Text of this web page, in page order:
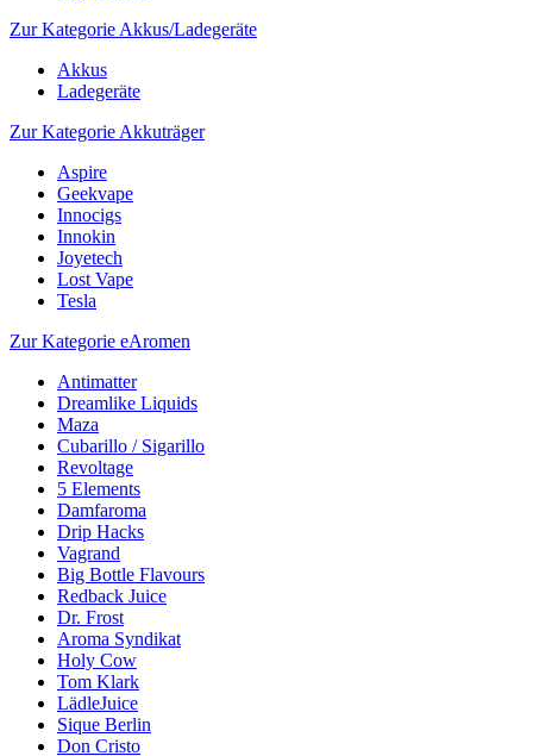
Zur Kategorie Akkus/Ladegeräte
Akkus
Ladegeräte
Zur Kategorie Akkuträger
Aspire
Geekvape
Innocigs
Innokin
Joyetech
Lost Vape
Tesla
Zur Kategorie eAromen
Antimatter
Dreamlike Liquids
Maza
Cubarillo / Sigarillo
Revoltage
5 Elements
Damfaroma
Drip Hacks
Vagrand
Big Bottle Flavours
Redback Juice
Dr. Frost
Aroma Syndikat
Holy Cow
Tom Klark
LädleJuice
Sique Berlin
Don Cristo